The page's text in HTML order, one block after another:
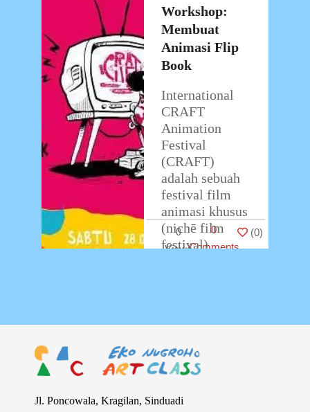
Oct-
2017
Workshop:
Membuat
Animasi Flip
Book
International
CRAFT
Animation
Festival
(CRAFT)
adalah sebuah
festival film
animasi khusus
(nichē film
festival)
di Asia.
Kegiatan ini
bertujuan untuk
…
0
0
Comments
(0)
Jl. Poncowala, Kragilan, Sinduadi